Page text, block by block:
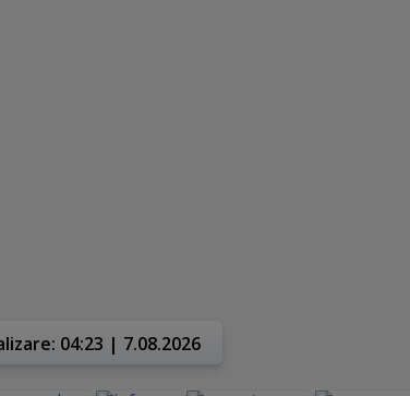
04:23 | 7.08.2026